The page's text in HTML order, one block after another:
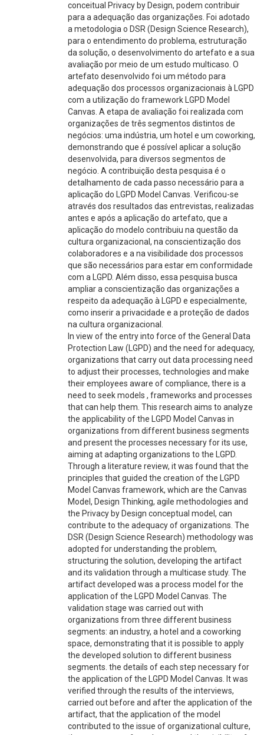
conceitual Privacy by Design, podem contribuir
para a adequação das organizações. Foi adotado
a metodologia o DSR (Design Science Research),
para o entendimento do problema, estruturação
da solução, o desenvolvimento do artefato e a sua
avaliação por meio de um estudo multicaso. O
artefato desenvolvido foi um método para
adequação dos processos organizacionais à LGPD
com a utilização do framework LGPD Model
Canvas. A etapa de avaliação foi realizada com
organizações de três segmentos distintos de
negócios: uma indústria, um hotel e um coworking,
demonstrando que é possível aplicar a solução
desenvolvida, para diversos segmentos de
negócio. A contribuição desta pesquisa é o
detalhamento de cada passo necessário para a
aplicação do LGPD Model Canvas. Verificou-se
através dos resultados das entrevistas, realizadas
antes e após a aplicação do artefato, que a
aplicação do modelo contribuiu na questão da
cultura organizacional, na conscientização dos
colaboradores e a na visibilidade dos processos
que são necessários para estar em conformidade
com a LGPD. Além disso, essa pesquisa busca
ampliar a conscientização das organizações a
respeito da adequação à LGPD e especialmente,
como inserir a privacidade e a proteção de dados
na cultura organizacional.
In view of the entry into force of the General Data
Protection Law (LGPD) and the need for adequacy,
organizations that carry out data processing need
to adjust their processes, technologies and make
their employees aware of compliance, there is a
need to seek models , frameworks and processes
that can help them. This research aims to analyze
the applicability of the LGPD Model Canvas in
organizations from different business segments
and present the processes necessary for its use,
aiming at adapting organizations to the LGPD.
Through a literature review, it was found that the
principles that guided the creation of the LGPD
Model Canvas framework, which are the Canvas
Model, Design Thinking, agile methodologies and
the Privacy by Design conceptual model, can
contribute to the adequacy of organizations. The
DSR (Design Science Research) methodology was
adopted for understanding the problem,
structuring the solution, developing the artifact
and its validation through a multicase study. The
artifact developed was a process model for the
application of the LGPD Model Canvas. The
validation stage was carried out with
organizations from three different business
segments: an industry, a hotel and a coworking
space, demonstrating that it is possible to apply
the developed solution to different business
segments. the details of each step necessary for
the application of the LGPD Model Canvas. It was
verified through the results of the interviews,
carried out before and after the application of the
artifact, that the application of the model
contributed to the issue of organizational culture,